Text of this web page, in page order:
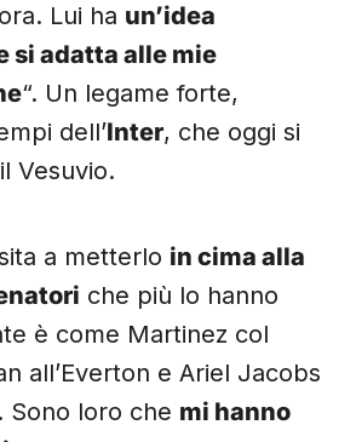
Lui ha un’idea
si adatta alle mie
“. Un legame forte,
dell’Inter, che oggi si
Vesuvio.
a metterlo in cima alla
che più lo hanno
è come Martinez col
all’Everton e Ariel Jacobs
Sono loro che mi hanno